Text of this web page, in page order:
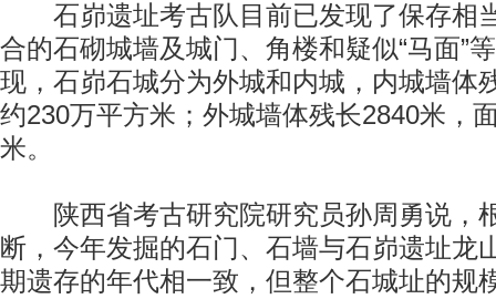
石峁遗址考古队目前已发现了保存相
合的石砌城墙及城门、角楼和疑似“马面”
现，石峁石城分为外城和内城，内城墙体
约230万平方米；外城墙体残长2840米，
米。
陕西省考古研究院研究员孙周勇说，
断，今年发掘的石门、石墙与石峁遗址龙
期遗存的年代相一致，但整个石城址的规